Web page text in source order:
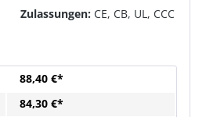
Zulassungen: CE, CB, UL, CCC
88,40 €*
84,30 €*